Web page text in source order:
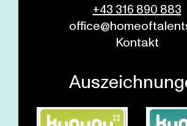
+43 316 890 883
Kontakt